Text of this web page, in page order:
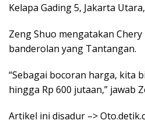
Kelapa Gading 5, Jakarta
Zeng Shuo mengatakan Chery
banderolan yang Tantangan.
“Sebagai bocoran harga, kita
hingga Rp 600 jutaan,” jawab
Artikel ini disadur –>